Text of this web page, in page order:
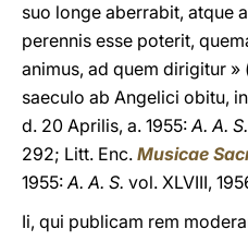
suo longe aberrabit, atque
perennis esse poterit,
animus, ad quem dirigitur
saeculo ab Angelici obitu,
d. 20 Aprilis, a. 1955:A. A. S.
292; Litt. Enc. Musicae
1955:A. A. S. vol. XLVIII,
Ii, qui publicam rem